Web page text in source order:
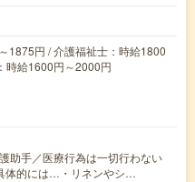
1875円 / 介護福祉士：時給1800
時給1600円～2000円
助手／医療行為は一切行わない
体的には…・リネンやシ…